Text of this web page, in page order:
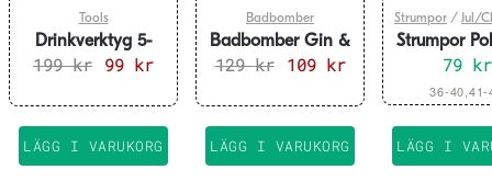
Tools
Drinkverktyg 5-
delar Pretty Useful
199kr
Det
ursprungliga
priset
99 krDet
nuvarande
priset
är:
99 kr.
LÄGG I VARUKORG
Badbomber
Badbomber Gin &
Tonic
129kr
Det
ursprungliga
priset
109 krDet
nuvarande
priset
är:
109 kr.
LÄGG I VARUKORG
Strumpor / Jul/
Strumpor
79 kr
LÄGG I
har
36-40,41-